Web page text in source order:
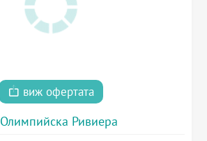
виж офертата
Олимпийска Ривиера